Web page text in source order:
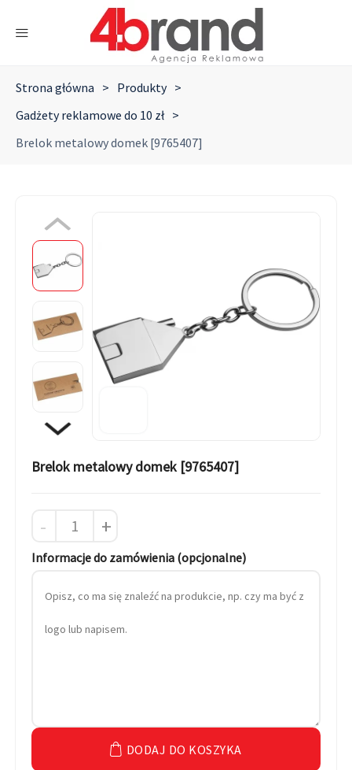
Strona główna > Produkty >
Gadżety reklamowe do 10 zł >
Brelok metalowy domek [9765407]
Brelok metalowy domek [9765407]
- +
Informacje do zamówienia (opcjonalne)
DODAJ DO KOSZYKA